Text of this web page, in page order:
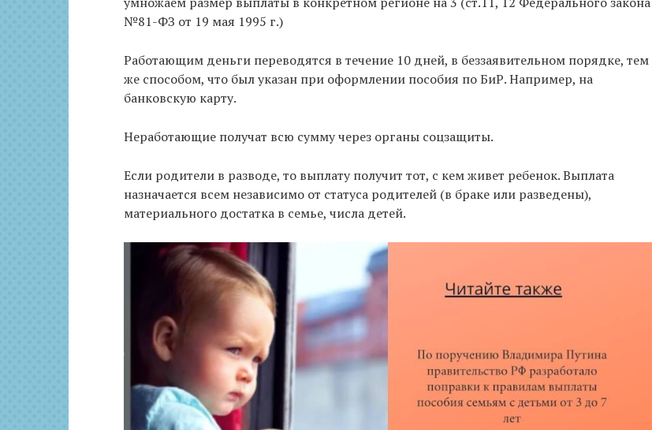
№81-ФЗ от 19 мая 1995 г.)
Работающим деньги переводятся в течение 10 дней, в беззаявительном порядке, тем
же способом, что был указан при оформлении пособия по БиР. Например, на
банковскую карту.
Неработающие получат всю сумму через органы соцзащиты.
Если родители в разводе, то выплату получит тот, с кем живет ребенок. Выплата
назначается всем независимо от статуса родителей (в браке или разведены),
материального достатка в семье, числа детей.